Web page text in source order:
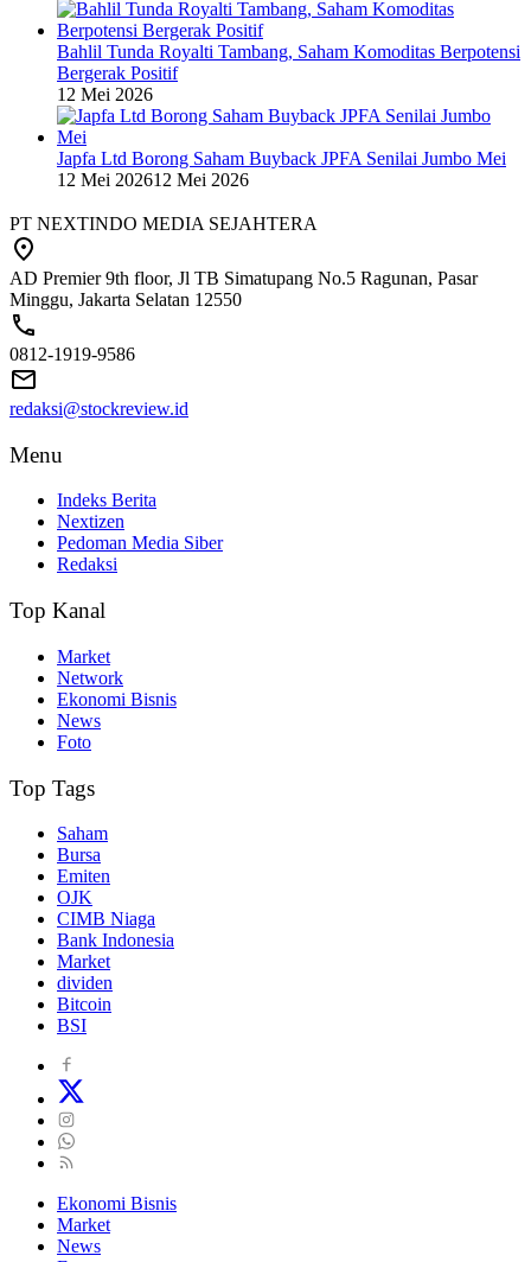
Bahlil Tunda Royalti Tambang, Saham Komoditas Berpotensi
Bergerak Positif
12 Mei 2026
Japfa Ltd Borong Saham Buyback JPFA Senilai Jumbo Mei
12 Mei 202612 Mei 2026
PT NEXTINDO MEDIA SEJAHTERA
AD Premier 9th floor, Jl TB Simatupang No.5 Ragunan, Pasar
Minggu, Jakarta Selatan 12550
0812-1919-9586
redaksi@stockreview.id
Menu
Indeks Berita
Nextizen
Pedoman Media Siber
Redaksi
Top Kanal
Market
Network
Ekonomi Bisnis
News
Foto
Top Tags
Saham
Bursa
Emiten
OJK
CIMB Niaga
Bank Indonesia
Market
dividen
Bitcoin
BSI
Ekonomi Bisnis
Market
News